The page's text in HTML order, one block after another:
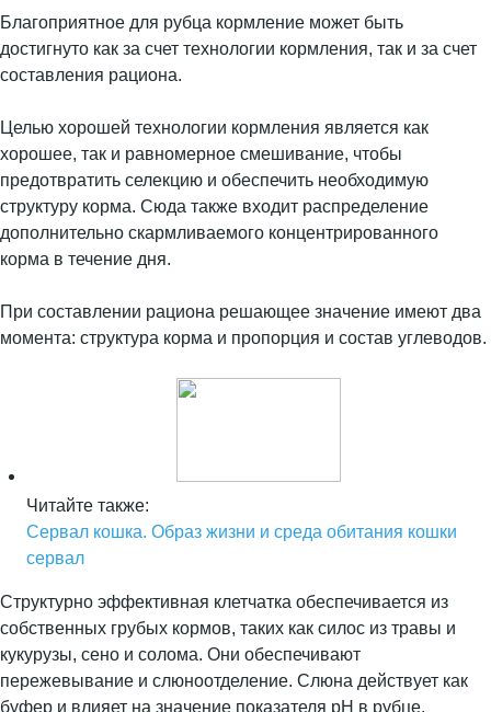
Благоприятное для рубца кормление может быть
достигнуто как за счет технологии кормления, так и за счет
составления рациона.
Целью хорошей технологии кормления является как
хорошее, так и равномерное смешивание, чтобы
предотвратить селекцию и обеспечить необходимую
структуру корма. Сюда также входит распределение
дополнительно скармливаемого концентрированного
корма в течение дня.
При составлении рациона решающее значение имеют два
момента: структура корма и пропорция и состав углеводов.
Читайте также:
Сервал кошка. Образ жизни и среда обитания кошки
сервал
Структурно эффективная клетчатка обеспечивается из
собственных грубых кормов, таких как силос из травы и
кукурузы, сено и солома. Они обеспечивают
пережевывание и слюноотделение. Слюна действует как
буфер и влияет на значение показателя pH в рубце,